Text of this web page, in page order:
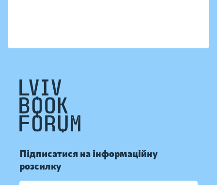
Підписатися на інформаційну
розсилку